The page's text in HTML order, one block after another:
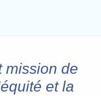
mission de
et la